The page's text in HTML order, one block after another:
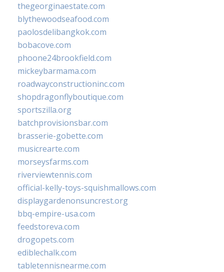
thegeorginaestate.com
blythewoodseafood.com
paolosdelibangkok.com
bobacove.com
phoone24brookfield.com
mickeybarmama.com
roadwayconstructioninc.com
shopdragonflyboutique.com
sportszilla.org
batchprovisionsbar.com
brasserie-gobette.com
musicrearte.com
morseysfarms.com
riverviewtennis.com
official-kelly-toys-squishmallows.com
displaygardenonsuncrest.org
bbq-empire-usa.com
feedstoreva.com
drogopets.com
ediblechalk.com
tabletennisnearme.com